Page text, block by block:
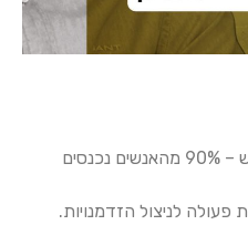
האינפלציה דופקת בדלת ובזמן ש – 90% מהאנשים נכנסים
פעולה לניצול הזדמנויות.